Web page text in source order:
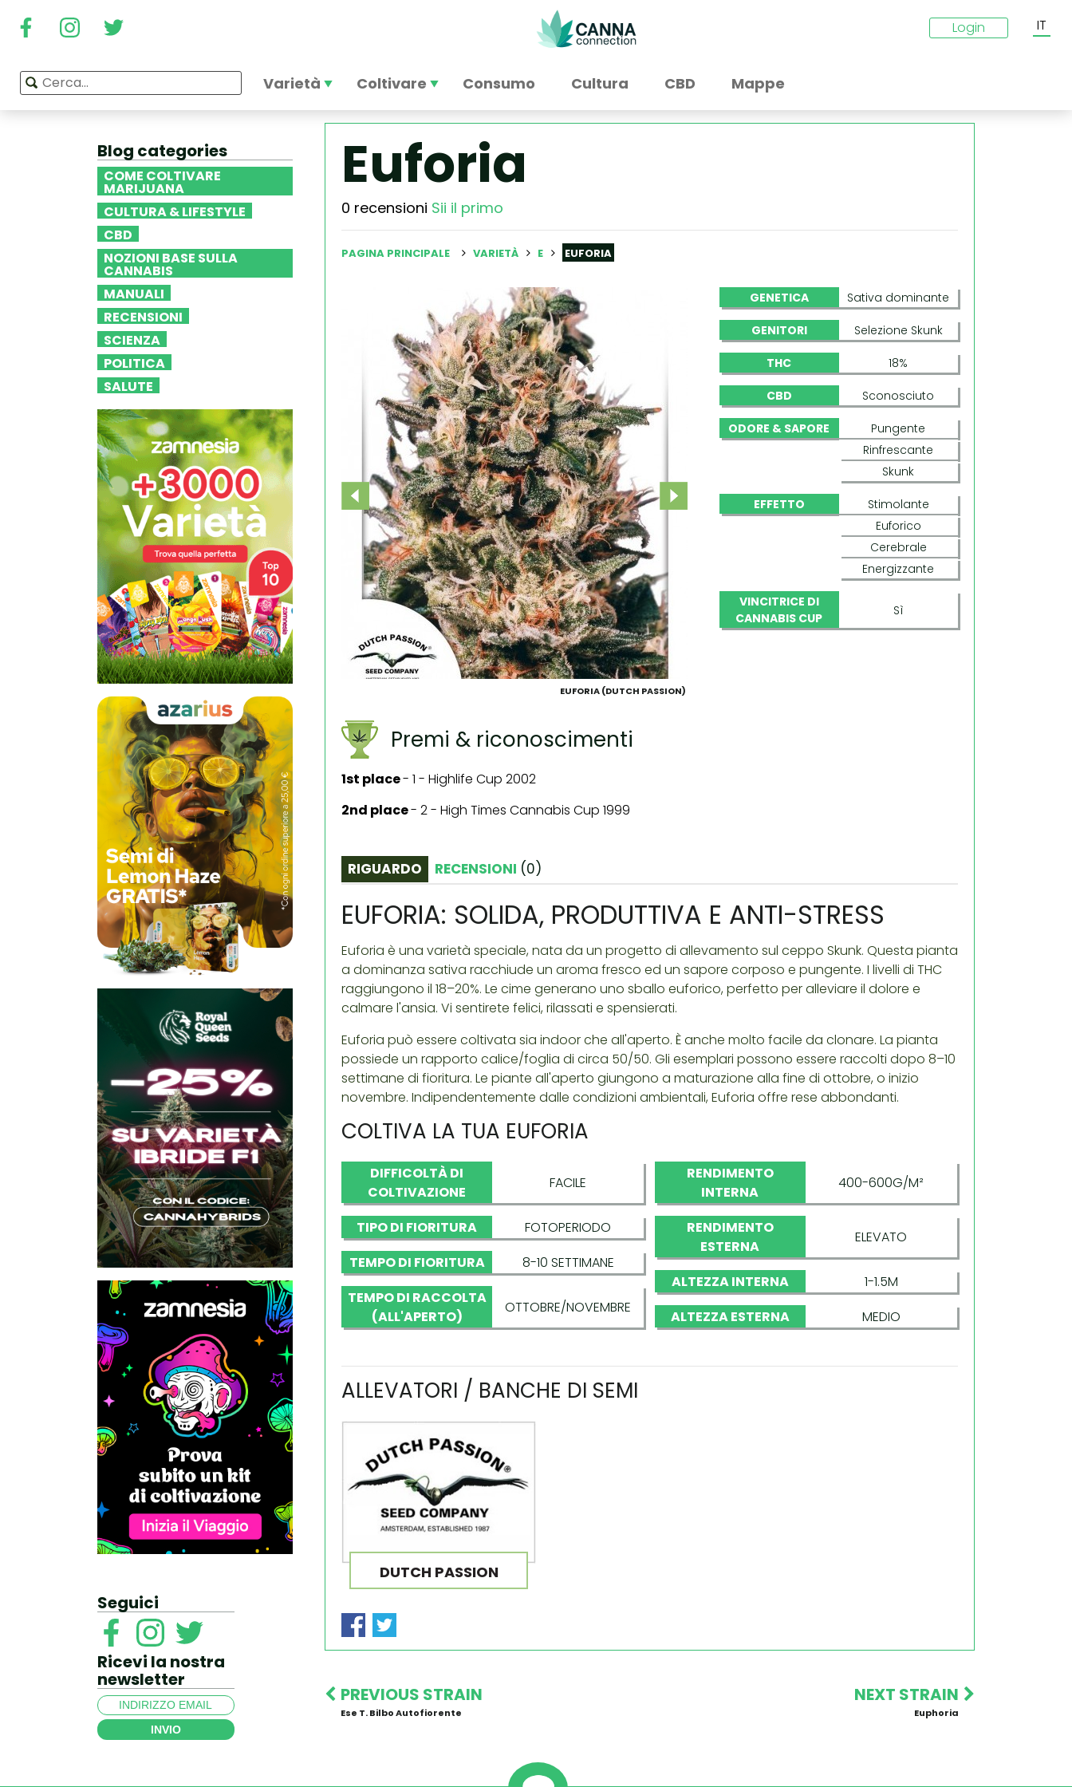
Login IT
Varietà Coltivare Consumo Cultura CBD Mappe
Blog categories
COME COLTIVARE
MARIJUANA
CULTURA & LIFESTYLE
CBD
NOZIONI BASE SULLA
CANNABIS
MANUALI
RECENSIONI
SCIENZA
POLITICA
SALUTE
Seguici
Ricevi la nostra
newsletter
INVIO
Euforia
0 recensioni Sii il primo
PAGINA PRINCIPALE VARIETÀ E EUFORIA
EUFORIA (DUTCH PASSION)
GENETICA Sativa dominante
GENITORI Selezione Skunk
THC 18%
CBD Sconosciuto
ODORE & SAPORE
Pungente
Rinfrescante
Skunk
EFFETTO
Stimolante
Euforico
Cerebrale
Energizzante
VINCITRICE DI
CANNABIS CUP
Sì
Premi & riconoscimenti
1st place- 1 - Highlife Cup 2002
2nd place- 2 - High Times Cannabis Cup 1999
RIGUARDO RECENSIONI (0)
EUFORIA: SOLIDA, PRODUTTIVA E ANTI-STRESS
Euforia è una varietà speciale, nata da un progetto di allevamento sul ceppo Skunk. Questa pianta
a dominanza sativa racchiude un aroma fresco ed un sapore corposo e pungente. I livelli di THC
raggiungono il 18–20%. Le cime generano uno sballo euforico, perfetto per alleviare il dolore e
calmare l'ansia. Vi sentirete felici, rilassati e spensierati.
Euforia può essere coltivata sia indoor che all'aperto. È anche molto facile da clonare. La pianta
possiede un rapporto calice/foglia di circa 50/50. Gli esemplari possono essere raccolti dopo 8–10
settimane di fioritura. Le piante all'aperto giungono a maturazione alla fine di ottobre, o inizio
novembre. Indipendentemente dalle condizioni ambientali, Euforia offre rese abbondanti.
COLTIVA LA TUA EUFORIA
DIFFICOLTÀ DI
COLTIVAZIONE
FACILE
TIPO DI FIORITURA
FOTOPERIODO
TEMPO DI FIORITURA
8-10 SETTIMANE
TEMPO DI RACCOLTA
(ALL'APERTO)
OTTOBRE/NOVEMBRE
RENDIMENTO
INTERNA
400-600G/M²
RENDIMENTO
ESTERNA
ELEVATO
ALTEZZA INTERNA
1-1.5M
ALTEZZA ESTERNA
MEDIO
ALLEVATORI / BANCHE DI SEMI
DUTCH PASSION
PREVIOUS STRAIN
Ese T. Bilbo Autofiorente
NEXT STRAIN
Euphoria